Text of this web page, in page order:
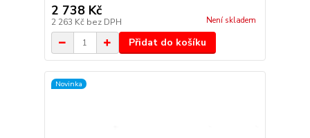
2 738 Kč
2 263 Kč bez DPH Není skladem
Přidat do košíku
Novinka